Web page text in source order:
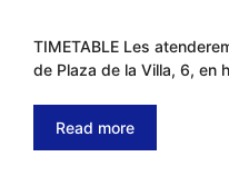
TIMETABLE Les
de Plaza de la Villa, 6, en
Read more